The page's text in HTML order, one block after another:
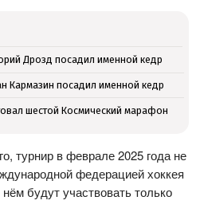
Дрозд посадил именной кедр
Кармазин посадил именной кедр
шестой Космический марафон
турнир в феврале 2025 года не
федерацией хоккея
будут участвовать только